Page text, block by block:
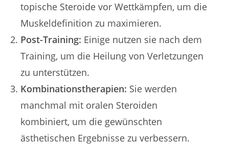
topische Steroide vor Wettkämpfen, um die
Muskeldefinition zu maximieren.
Post-Training: Einige nutzen sie nach dem
Training, um die Heilung von Verletzungen
zu unterstützen.
Kombinationstherapien: Sie werden
manchmal mit oralen Steroiden
kombiniert, um die gewünschten
ästhetischen Ergebnisse zu verbessern.